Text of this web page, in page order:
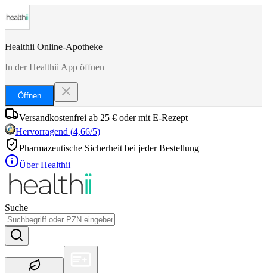
Healthii Online-Apotheke
In der Healthii App öffnen
Öffnen
Versandkostenfrei ab 25 € oder mit E-Rezept
Hervorragend (4,66/5)
Pharmazeutische Sicherheit bei jeder Bestellung
Über Healthii
Suche